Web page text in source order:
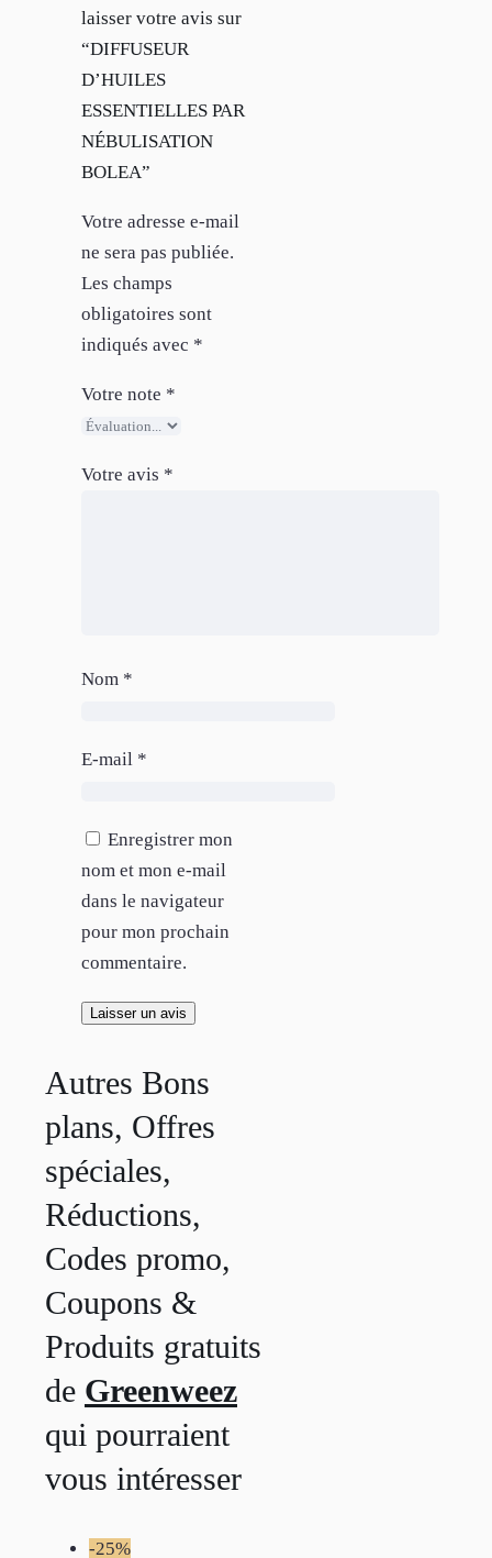
laisser votre avis sur
“DIFFUSEUR
D’HUILES
ESSENTIELLES PAR
NÉBULISATION
BOLEA”
Votre adresse e-mail
ne sera pas publiée.
Les champs
obligatoires sont
indiqués avec *
Votre note *
Votre avis *
Nom *
E-mail *
Enregistrer mon
nom et mon e-mail
dans le navigateur
pour mon prochain
commentaire.
Autres Bons
plans, Offres
spéciales,
Réductions,
Codes promo,
Coupons &
Produits gratuits
de Greenweez
qui pourraient
vous intéresser
-25%